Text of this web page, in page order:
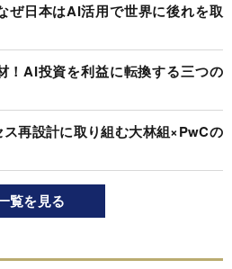
ぜ日本はAI活用で世界に後れを取
！AI投資を利益に転換する三つの
再設計に取り組む大林組×PwCの
覧を見る